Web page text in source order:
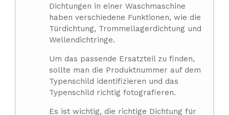
Dichtungen in einer Waschmaschine
haben verschiedene Funktionen, wie die
Türdichtung, Trommellagerdichtung und
Wellendichtringe.
Um das passende Ersatzteil zu finden,
sollte man die Produktnummer auf dem
Typenschild identifizieren und das
Typenschild richtig fotografieren.
Es ist wichtig, die richtige Dichtung für